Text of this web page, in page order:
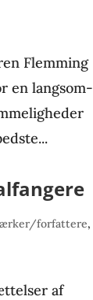
Flemming
en langsom-
forfattere,
af